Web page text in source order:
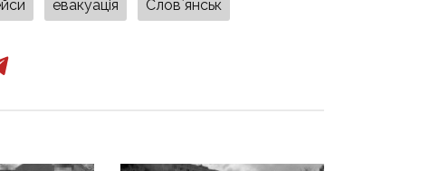
евакуація Слов`янськ